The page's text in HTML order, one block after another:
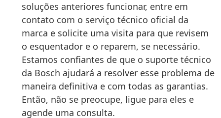
soluções anteriores funcionar, entre em
contato com o serviço técnico oficial da
marca e solicite uma visita para que revisem
o esquentador e o reparem, se necessário.
Estamos confiantes de que o suporte técnico
da Bosch ajudará a resolver esse problema de
maneira definitiva e com todas as garantias.
Então, não se preocupe, ligue para eles e
agende uma consulta.